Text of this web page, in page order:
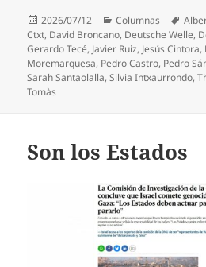
Publicado
el
2026/07/12 Categorías
Columnas
Ctxt, David Broncano, Deutsche Welle,
Gerardo Tecé, Javier Ruiz, Jesús Cintora,
Moremarquesa, Pedro Castro, Pedro
Sarah Santaolalla,Silvia Intxaurrondo,
Tomàs
Son los Estados